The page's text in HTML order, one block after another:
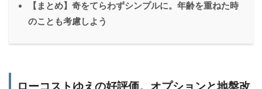
【まとめ】奇をてらわずシンプルに。年齢を重ねた時
のことも考慮しよう
ローコストゆえの好評価。オプションと地盤改